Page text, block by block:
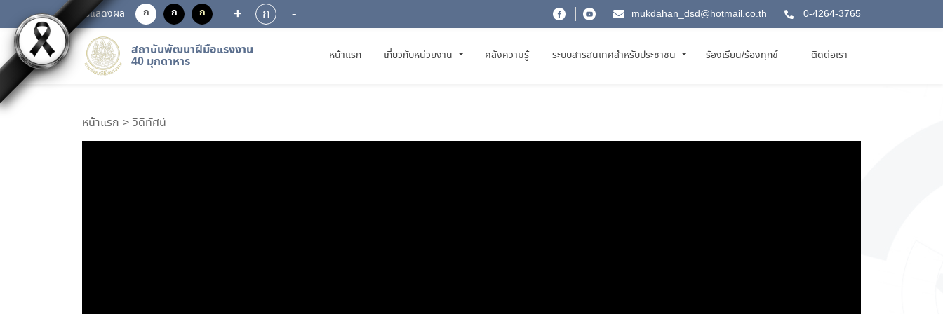
การแสดงผล ก ก ก + ก - mukdahan_dsd@hotmail.co.th 0-4264-3765
สถาบันพัฒนาฝีมือแรงงาน
40 มุกดาหาร หน้าแรก(CURRENT)
เกี่ยวกับหน่วยงาน คลังความรู้ ระบบสารสนเทศสำหรับประชาชน ร้องเรียน/ร้องทุกข์ ติดต่อเรา
หน้าแรก วีดิทัศน์